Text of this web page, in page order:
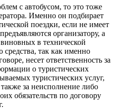
с автобусом, то это тоже
Именно он подбирает
поездки, если не имеет
организатору, а
в технической
средства, так как именно
несет ответственность за
о туристических
туристических услуг,
за неисполнение либо
обязательств по договору